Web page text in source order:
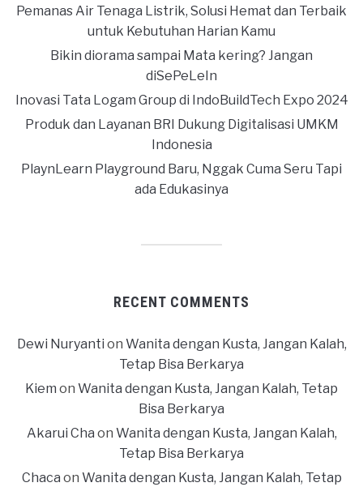
Pemanas Air Tenaga Listrik, Solusi Hemat dan Terbaik
untuk Kebutuhan Harian Kamu
Bikin diorama sampai Mata kering? Jangan
diSePeLeIn
Inovasi Tata Logam Group di IndoBuildTech Expo 2024
Produk dan Layanan BRI Dukung Digitalisasi UMKM
Indonesia
PlaynLearn Playground Baru, Nggak Cuma Seru Tapi
ada Edukasinya
RECENT COMMENTS
Dewi Nuryanti on Wanita dengan Kusta, Jangan Kalah,
Tetap Bisa Berkarya
Kiem on Wanita dengan Kusta, Jangan Kalah, Tetap
Bisa Berkarya
Akarui Cha on Wanita dengan Kusta, Jangan Kalah,
Tetap Bisa Berkarya
Chaca on Wanita dengan Kusta, Jangan Kalah, Tetap